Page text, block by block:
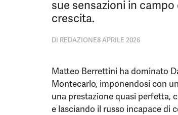
sue sensazioni in
crescita.
DI REDAZIONE8 APRILE 2026
Matteo Berrettini ha dominato
Montecarlo, imponendosi con
una prestazione quasi perfetta,
e lasciando il russo incapace di